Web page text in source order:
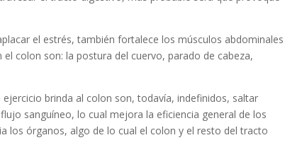
el estrés, también fortalece los músculos abdominales
colon son: la postura del cuervo, parado de cabeza,
brinda al colon son, todavía, indefinidos, saltar
sanguíneo, lo cual mejora la eficiencia general de los
los órganos, algo de lo cual el colon y el resto del tracto